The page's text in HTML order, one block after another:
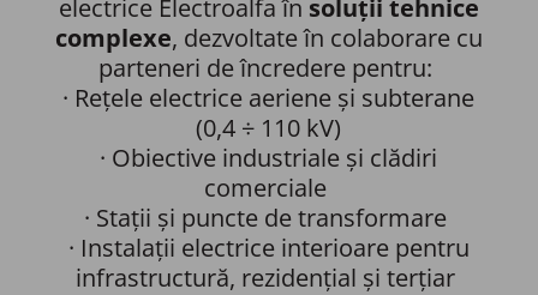
electrice Electroalfa în soluții tehnice
complexe, dezvoltate în colaborare cu
parteneri de încredere pentru: ​
· Rețele electrice aeriene și subterane
(0,4 ÷ 110 kV)​
· Obiective industriale și clădiri
comerciale ​
· Stații și puncte de transformare ​
· Instalații electrice interioare pentru
infrastructură, rezidențial și terțiar ​